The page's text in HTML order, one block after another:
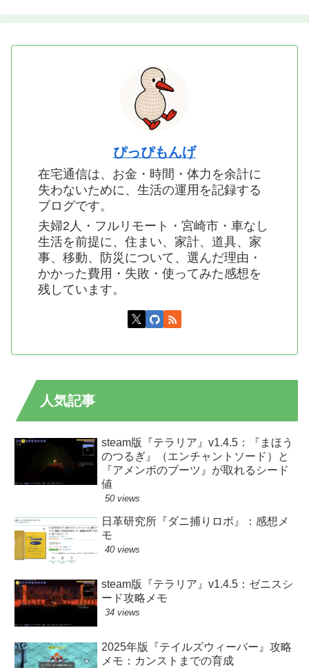
ぴっぴもんげ
在宅通信は、お金・時間・体力を余計に
失わないために、生活の運用を記録する
ブログです。
夫婦2人・フルリモート・宮崎市・車なし
生活を前提に、住まい、家計、道具、家
事、移動、防災について、選んだ理由・
かかった費用・失敗・使ってみた感想を
残しています。
人気記事
steam版『テラリア』v1.4.5：『まほう
のつるぎ』（エンチャントソード）と
『アメンボのブーツ』が取れるシード
値
50 views
日革研究所『ダニ捕りロボ』：感想メ
モ
40 views
steam版『テラリア』v1.4.5：ゼニスシ
ード攻略メモ
34 views
2025年版『テイルズウィーバー』攻略
メモ：カンストまでの育成